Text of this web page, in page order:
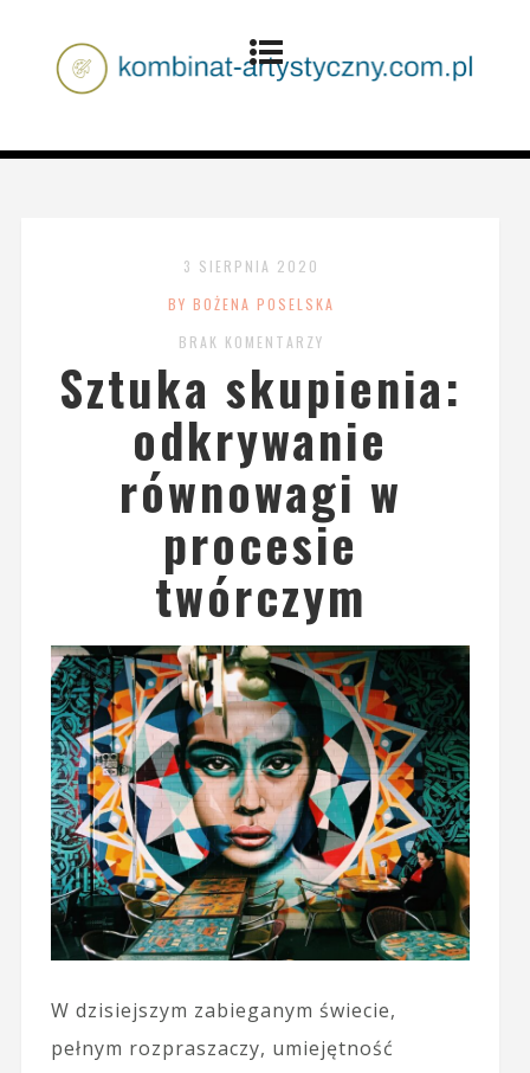
3 SIERPNIA 2020
BY BOŻENA POSELSKA
BRAK KOMENTARZY
Sztuka skupienia:
odkrywanie
równowagi w
procesie
twórczym
W dzisiejszym zabieganym świecie,
pełnym rozpraszaczy, umiejętność